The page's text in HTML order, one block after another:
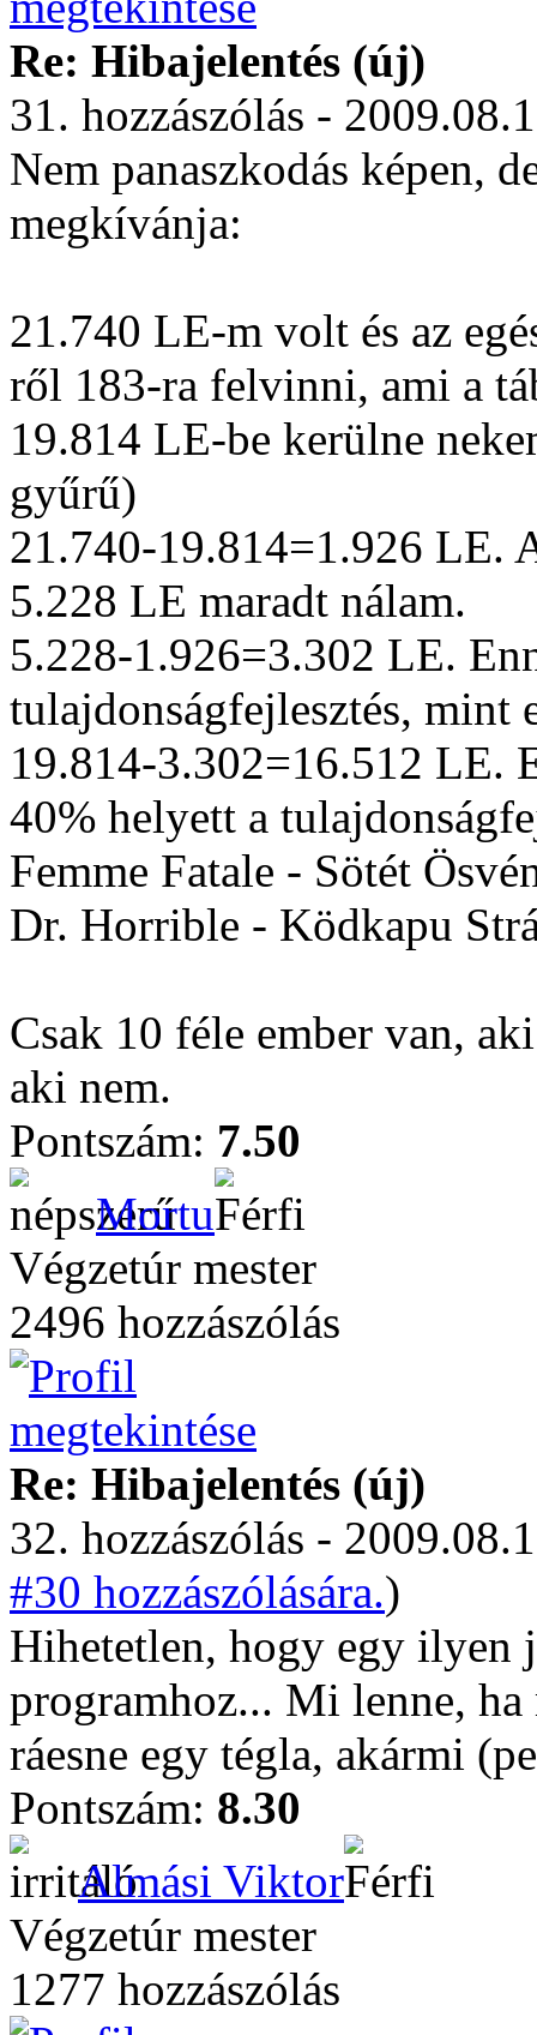
Re: Hibajelentés (új)
31. hozzászólás -
Nem panaszkodás képen,
megkívánja:
21.740 LE-m volt és az
ről 183-ra felvinni, ami a
19.814 LE-be kerülne
gyűrű)
21.740-19.814=1.926 LE.
5.228 LE maradt nálam.
5.228-1.926=3.302 LE.
tulajdonságfejlesztés, mint
19.814-3.302=16.512 LE.
40% helyett a
Femme Fatale - Sötét
Dr. Horrible - Ködkapu
Csak 10 féle ember van,
aki nem.
Pontszám: 7.50
Mortu
Végzetúr mester
2496 hozzászólás
Re: Hibajelentés (új)
32. hozzászólás -
#30 hozzászólására.)
Hihetetlen, hogy egy ilyen
programhoz... Mi lenne,
ráesne egy tégla, akármi
Pontszám: 8.30
Almási Viktor
Végzetúr mester
1277 hozzászólás